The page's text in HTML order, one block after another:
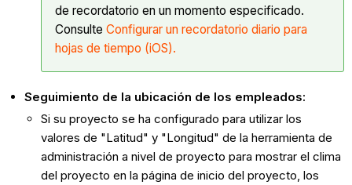
de recordatorio en un momento especificado.
ConsulteConfigurar un recordatorio diario para
hojas de tiempo (iOS).
Seguimiento de la ubicación de los empleados:
Si su proyecto se ha configurado para utilizar los
valores de "Latitud" y "Longitud" de la herramienta de
administración a nivel de proyecto para mostrar el clima
del proyecto en la página de inicio del proyecto, los